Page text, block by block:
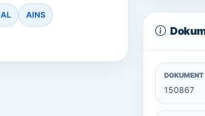
AINS
DOKUMENT
150867